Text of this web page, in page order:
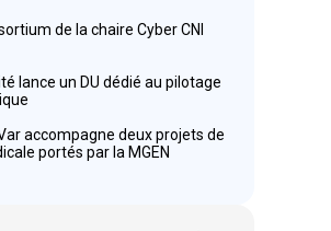
de la chaire Cyber CNI
lance un DU dédié au pilotage
Var accompagne deux projets de
portés par la MGEN